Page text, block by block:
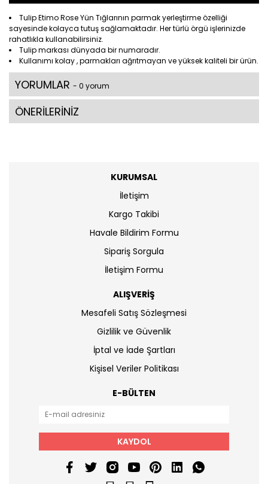
Tulip Etimo Rose Yün Tığlarının parmak yerleştirme özelliği
sayesinde kolayca tutuş sağlamaktadır. Her türlü örgü işlerinizde
rahatlıkla kullanabilirsiniz.
Tulip markası dünyada bir numaradır.
Kullanımı kolay , parmakları ağrıtmayan ve yüksek kaliteli bir ürün.
YORUMLAR - 0 yorum
ÖNERİLERİNİZ
KURUMSAL
İletişim
Kargo Takibi
Havale Bildirim Formu
Sipariş Sorgula
İletişim Formu
ALIŞVERİŞ
Mesafeli Satış Sözleşmesi
Gizlilik ve Güvenlik
İptal ve İade Şartları
Kişisel Veriler Politikası
E-BÜLTEN
KAYDOL